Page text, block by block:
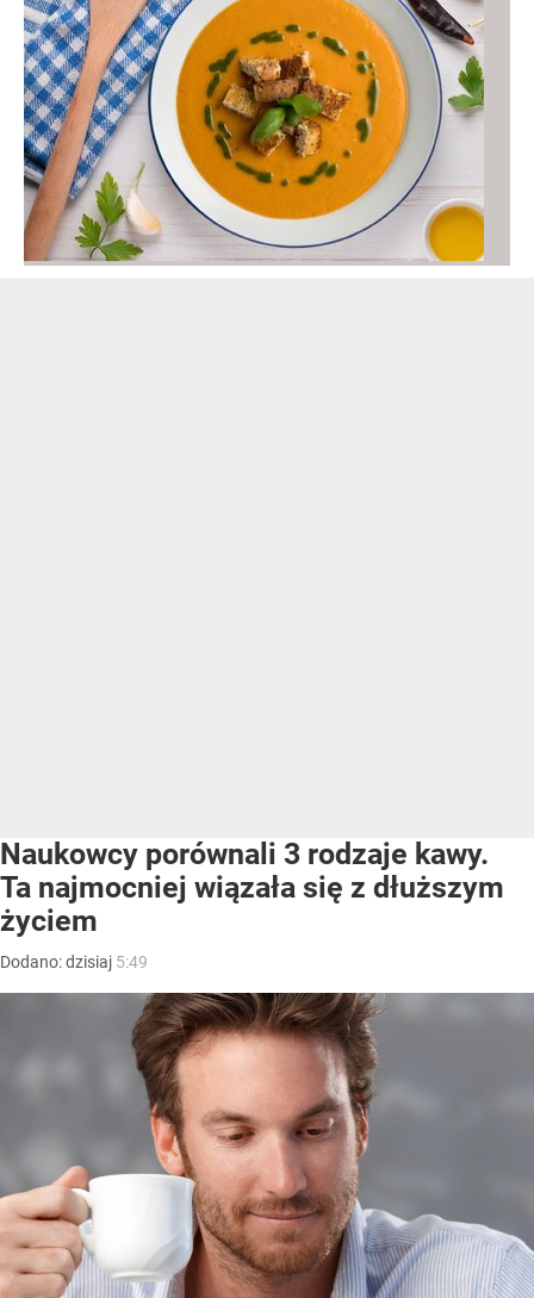
Naukowcy porównali 3 rodzaje kawy.
Ta najmocniej wiązała się z dłuższym
życiem
Dodano:dzisiaj 5:49